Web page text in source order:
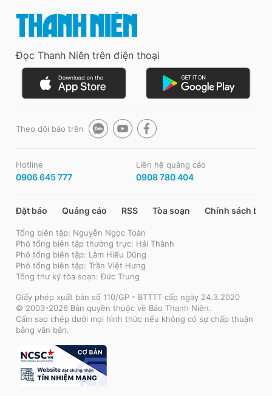
Đọc Thanh Niên trên điện thoại
Theo dõi báo trên
Hotline
0906 645 777
Liên hệ quảng cáo
0908 780 404
Đặt báo Quảng cáo RSS Tòa soạn Chính sách bảo
Tổng biên tập: Nguyễn Ngọc Toàn
Phó tổng biên tập thường trực: Hải Thành
Phó tổng biên tập: Lâm Hiếu Dũng
Phó tổng biên tập: Trần Việt Hưng
Tổng thư ký tòa soạn: Đức Trung
Giấy phép xuất bản số 110/GP - BTTTT cấp ngày 24.3.2020
© 2003-2026 Bản quyền thuộc về Báo Thanh Niên.
Cấm sao chép dưới mọi hình thức nếu không có sự chấp thuận
bằng văn bản.